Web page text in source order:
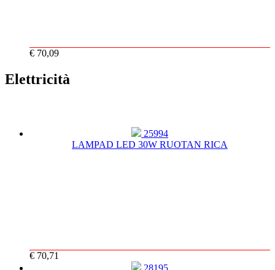
€ 70,09
Elettricità
25994
LAMPAD LED 30W RUOTAN RICA
€ 70,71
28195